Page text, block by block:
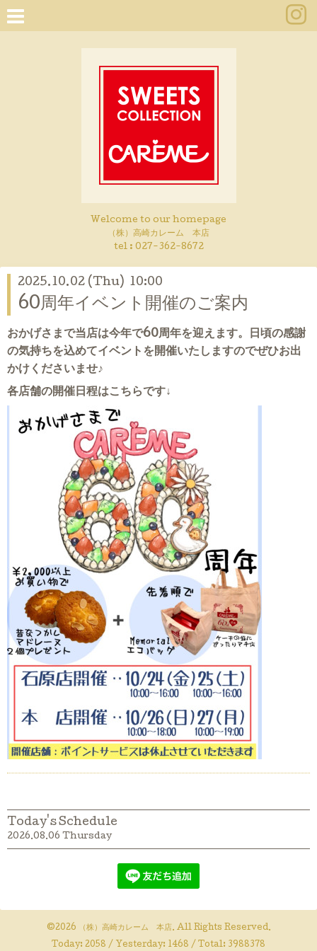
Welcome to our homepage
（株）高崎カレーム 本店
tel : 027-362-8672
2025.10.02 (Thu) 10:00
60周年イベント開催のご案内
おかげさまで当店は今年で60周年を迎えます。日頃の感謝
の気持ちを込めてイベントを開催いたしますのでぜひお出
かけくださいませ♪
各店舗の開催日程はこちらです↓
Today's Schedule
2026.08.06 Thursday
©2026 （株）高崎カレーム 本店. All Rights Reserved.
Today: 2058 / Yesterday: 1468 / Total: 3988378